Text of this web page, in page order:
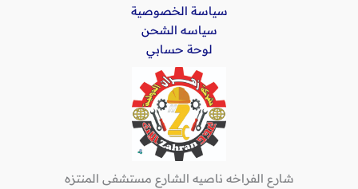
سياسة الخصوصية
سياسه الشحن
لوحة حسابي
شارع الفراخه ناصيه الشارع مستشفى المنتزه